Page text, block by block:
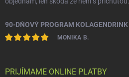
MONIKA B.
PRIJÍMAME ONLINE PLATBY